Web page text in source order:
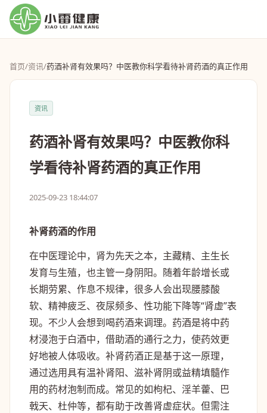
首页/资讯/药酒补肾有效果吗？中医教你科学看待补肾药酒的真正作用
资讯
药酒补肾有效果吗？中医教你科
学看待补肾药酒的真正作用
2025-09-23 18:44:07
补肾药酒的作用
在中医理论中，肾为先天之本，主藏精、主生长
发育与生殖，也主管一身阴阳。随着年龄增长或
长期劳累、作息不规律，很多人会出现腰膝酸
软、精神疲乏、夜尿频多、性功能下降等“肾虚”表
现。不少人会想到喝药酒来调理。药酒是将中药
材浸泡于白酒中，借助酒的通行之力，使药效更
好地被人体吸收。补肾药酒正是基于这一原理，
通过选用具有温补肾阳、滋补肾阴或益精填髓作
用的药材泡制而成。常见的如枸杞、淫羊藿、巴
戟天、杜仲等，都有助于改善肾虚症状。但需注